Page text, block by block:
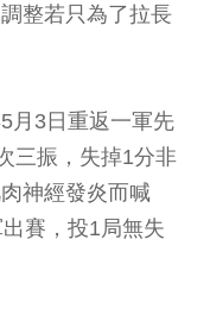
整若只為了拉長
月3日重返一軍先
三振，失掉1分非
神經發炎而喊
賽，投1局無失